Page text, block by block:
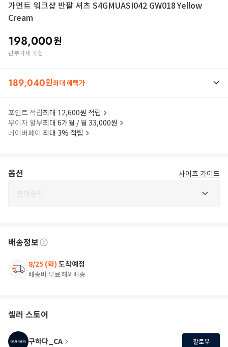
가먼트 워크샵 반팔 셔츠 S4GMUASI042 GW018 Yellow
Cream
198,000원
관부가세 포함
189,040원최대 혜택가
포인트 적립최대 12,600원 적립
무이자 할부최대 6개월 / 월 33,000원
네이버페이 최대 3% 적립
옵션 사이즈 가이드
판매중지
배송정보
8/25 (화) 도착예정
배송비 무료해외배송
셀러 스토어
구하다_CA 팔로우